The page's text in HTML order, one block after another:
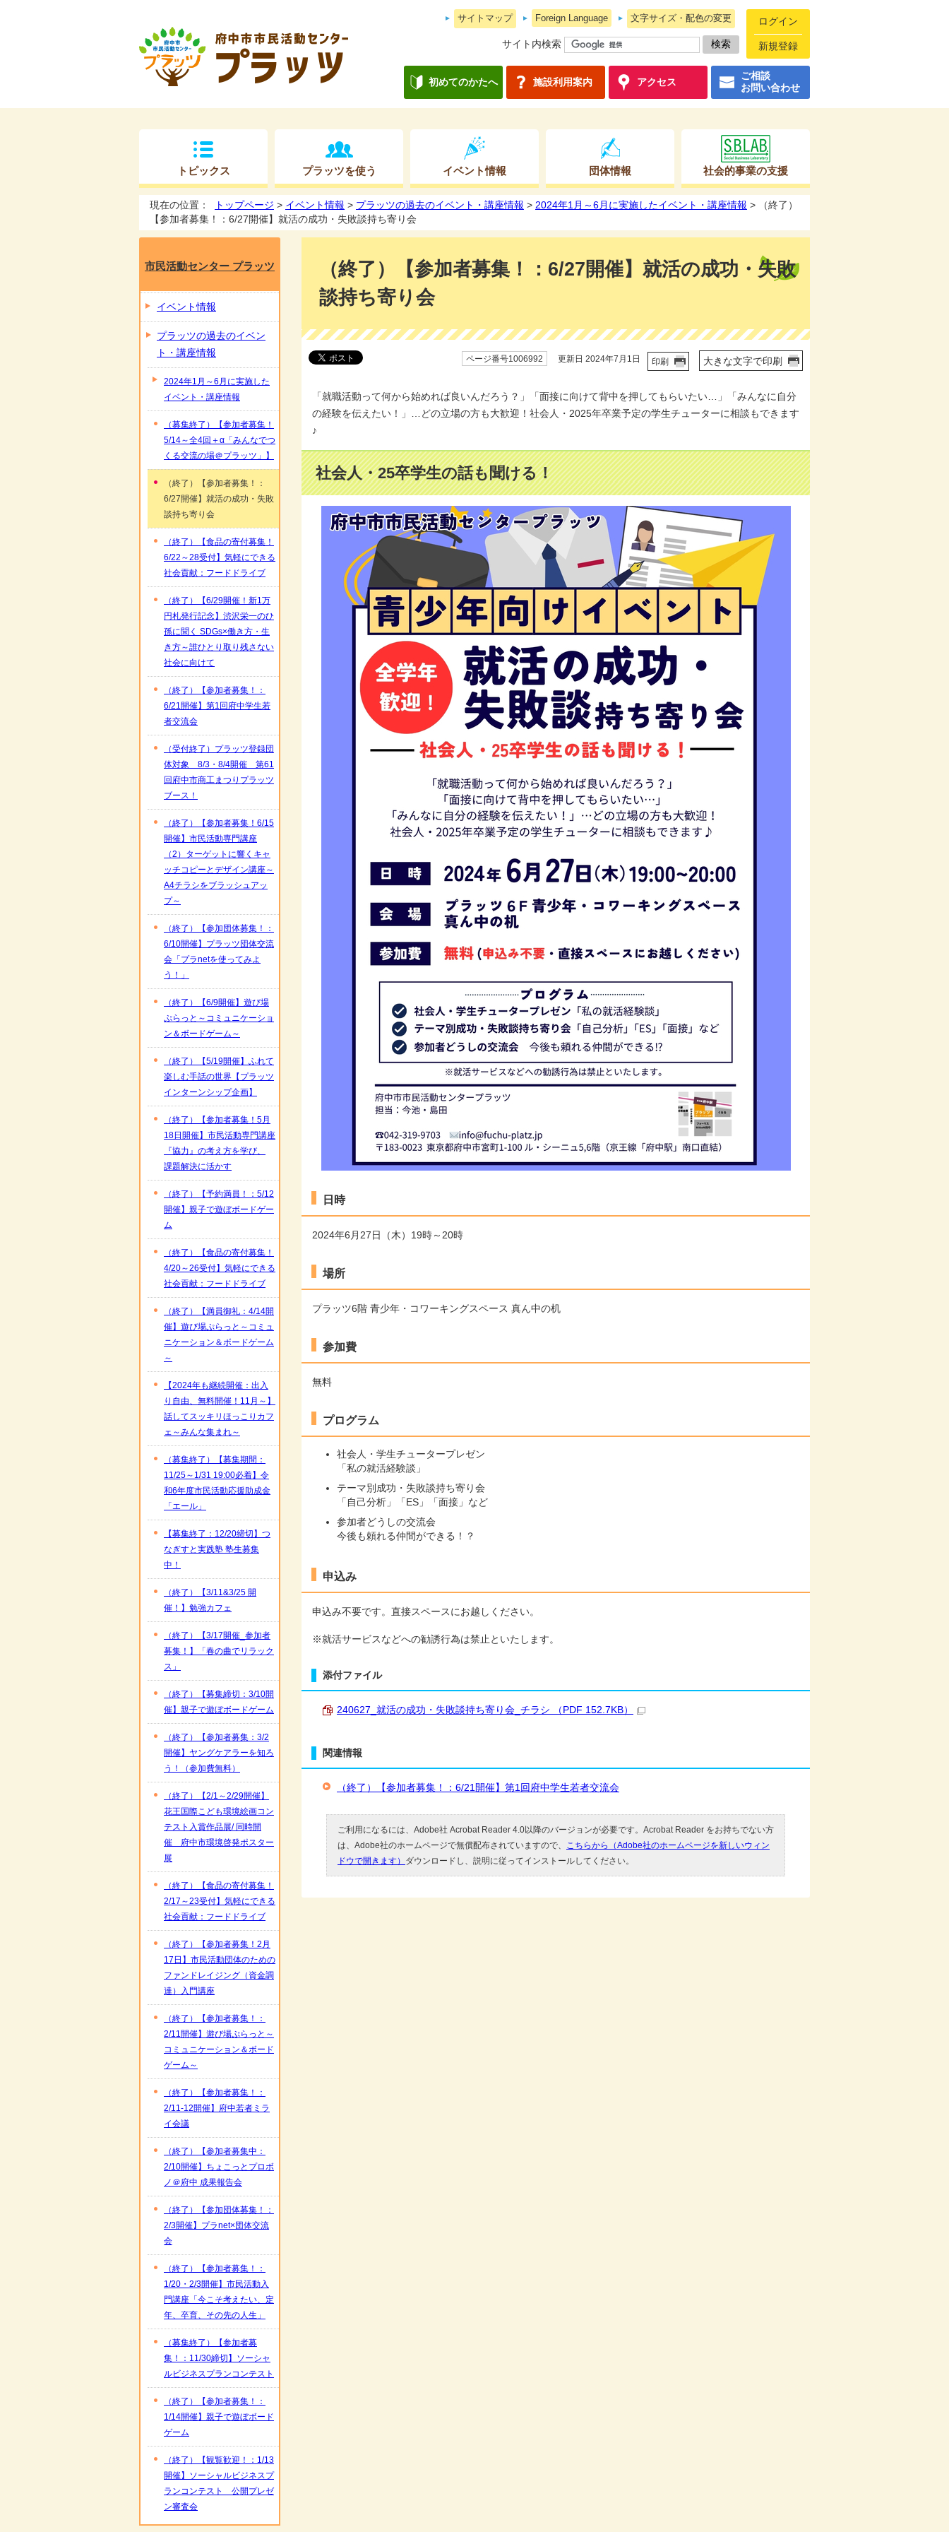
サイトマップ Foreign Language 文字サイズ・配色の変更 ログイン
新規登録
サイト内検索
初めてのかたへ 施設利用案内 アクセス
ご相談
お問い合わせ
トピックス プラッツを使う イベント情報 団体情報 社会的事業の支援
現在の位置： トップページ > イベント情報 > プラッツの過去のイベント・講座情報 > 2024年1月～6月に実施したイベント・講座情報 > （終了）
【参加者募集！：6/27開催】就活の成功・失敗談持ち寄り会
（終了）【参加者募集！：6/27開催】就活の成功・失敗
談持ち寄り会
ページ番号1006992 更新日 2024年7月1日 印刷 大きな文字で印刷
「就職活動って何から始めれば良いんだろう？」「面接に向けて背中を押してもらいたい…」「みんなに自分
の経験を伝えたい！」…どの立場の方も大歓迎！社会人・2025年卒業予定の学生チューターに相談もできます
♪
社会人・25卒学生の話も聞ける！
日時
2024年6月27日（木）19時～20時
場所
プラッツ6階 青少年・コワーキングスペース 真ん中の机
参加費
無料
プログラム
社会人・学生チュータープレゼン
「私の就活経験談」
テーマ別成功・失敗談持ち寄り会
「自己分析」「ES」「面接」など
参加者どうしの交流会
今後も頼れる仲間ができる！？
申込み
申込み不要です。直接スペースにお越しください。
※就活サービスなどへの勧誘行為は禁止といたします。
添付ファイル
240627_就活の成功・失敗談持ち寄り会_チラシ （PDF 152.7KB）
関連情報
（終了）【参加者募集！：6/21開催】第1回府中学生若者交流会
ご利用になるには、Adobe社 Acrobat Reader 4.0以降のバージョンが必要です。Acrobat Reader をお持ちでない方
は、Adobe社のホームページで無償配布されていますので、 こちらから（Adobe社のホームページを新しいウィン
ドウで開きます） ダウンロードし、説明に従ってインストールしてください。
市民活動センター プラッツ
イベント情報
プラッツの過去のイベン
ト・講座情報
2024年1月～6月に実施した
イベント・講座情報
（募集終了）【参加者募集！
5/14～全4回＋α「みんなでつ
くる交流の場＠プラッツ」】
（終了）【参加者募集！：
6/27開催】就活の成功・失敗
談持ち寄り会
（終了）【食品の寄付募集！
6/22～28受付】気軽にできる
社会貢献：フードドライブ
（終了）【6/29開催！新1万
円札発行記念】渋沢栄一のひ
孫に聞く SDGs×働き方・生
き方～誰ひとり取り残さない
社会に向けて
（終了）【参加者募集！：
6/21開催】第1回府中学生若
者交流会
（受付終了）プラッツ登録団
体対象 8/3・8/4開催 第61
回府中市商工まつりプラッツ
ブース！
（終了）【参加者募集！6/15
開催】市民活動専門講座
（2）ターゲットに響くキャ
ッチコピーとデザイン講座～
A4チラシをブラッシュアッ
プ～
（終了）【参加団体募集！：
6/10開催】プラッツ団体交流
会「プラnetを使ってみよ
う！」
（終了）【6/9開催】遊び場
ぷらっと～コミュニケーショ
ン＆ボードゲーム～
（終了）【5/19開催】ふれて
楽しむ手話の世界【プラッツ
インターンシップ企画】
（終了）【参加者募集！5月
18日開催】市民活動専門講座
『協力』の考え方を学び、
課題解決に活かす
（終了）【予約満員！：5/12
開催】親子で遊ぼボードゲー
ム
（終了）【食品の寄付募集！
4/20～26受付】気軽にできる
社会貢献：フードドライブ
（終了）【満員御礼：4/14開
催】遊び場ぷらっと～コミュ
ニケーション＆ボードゲーム
～
【2024年も継続開催：出入
り自由、無料開催！11月～】
話してスッキリほっこりカフ
ェ～みんな集まれ～
（募集終了）【募集期間：
11/25～1/31 19:00必着】令
和6年度市民活動応援助成金
「エール」
【募集終了：12/20締切】つ
なぎすと実践塾 塾生募集
中！
（終了）【3/11&3/25 開
催！】勉強カフェ
（終了）【3/17開催_参加者
募集！】「春の曲でリラック
ス」
（終了）【募集締切：3/10開
催】親子で遊ぼボードゲーム
（終了）【参加者募集：3/2
開催】ヤングケアラーを知ろ
う！（参加費無料）
（終了）【2/1～2/29開催】
花王国際こども環境絵画コン
テスト入賞作品展/ 同時開
催 府中市環境啓発ポスター
展
（終了）【食品の寄付募集！
2/17～23受付】気軽にできる
社会貢献：フードドライブ
（終了）【参加者募集！2月
17日】市民活動団体のための
ファンドレイジング（資金調
達）入門講座
（終了）【参加者募集！：
2/11開催】遊び場ぷらっと～
コミュニケーション＆ボード
ゲーム～
（終了）【参加者募集！：
2/11‐12開催】府中若者ミラ
イ会議
（終了）【参加者募集中：
2/10開催】ちょこっとプロボ
ノ＠府中 成果報告会
（終了）【参加団体募集！：
2/3開催】プラnet×団体交流
会
（終了）【参加者募集！：
1/20・2/3開催】市民活動入
門講座「今こそ考えたい、定
年、卒育、その先の人生」
（募集終了）【参加者募
集！：11/30締切】ソーシャ
ルビジネスプランコンテスト
（終了）【参加者募集！：
1/14開催】親子で遊ぼボード
ゲーム
（終了）【観覧歓迎！：1/13
開催】ソーシャルビジネスプ
ランコンテスト 公開プレゼ
ン審査会